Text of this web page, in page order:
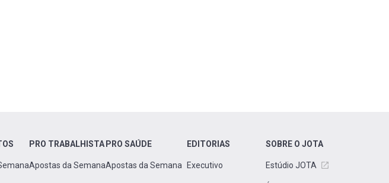
PRO TRABALHISTA
Apostas da Semana
PRO SAÚDE
Apostas da Semana
EDITORIAS
Executivo
SOBRE O JOTA
Estúdio JOTA